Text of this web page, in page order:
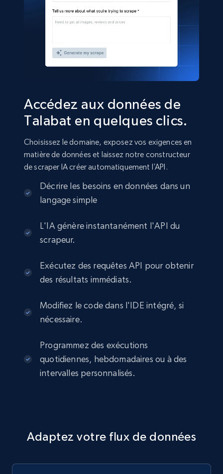
Accédez aux données de
Talabat en quelques clics.
Choisissez le domaine, exposez vos exigences en
matière de données et laissez notre constructeur
de scraper IA créer automatiquement l’API.
Décrire les besoins en données dans un
langage simple
L'IA génère instantanément l'API du
scrapeur.
Exécutez des requêtes API pour obtenir
des résultats immédiats.
Modifiez le code dans l'IDE intégré, si
nécessaire.
Programmez des exécutions
quotidiennes, hebdomadaires ou à des
intervalles personnalisés.
Adaptez votre flux de données